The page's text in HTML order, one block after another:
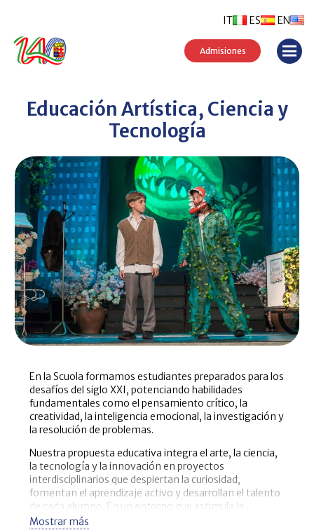
ES EN
IT
Admisiones
Educación Artística, Ciencia y
Tecnología
En la Scuola formamos estudiantes preparados para los
desafíos del siglo XXI, potenciando habilidades
fundamentales como el pensamiento crítico, la
creatividad, la inteligencia emocional, la investigación y
la resolución de problemas.
Nuestra propuesta educativa integra el arte, la ciencia,
la tecnología y la innovación en proyectos
interdisciplinarios que despiertan la curiosidad,
fomentan el aprendizaje activo y desarrollan el talento
de cada alumno. En un entorno que estimula la
imaginación, el trabajo colaborativo y la autonomía,
Mostrar más